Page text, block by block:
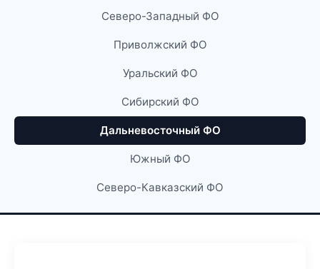
Северо-Западный ФО
Приволжский ФО
Уральский ФО
Сибирский ФО
Дальневосточный ФО
Южный ФО
Северо-Кавказский ФО